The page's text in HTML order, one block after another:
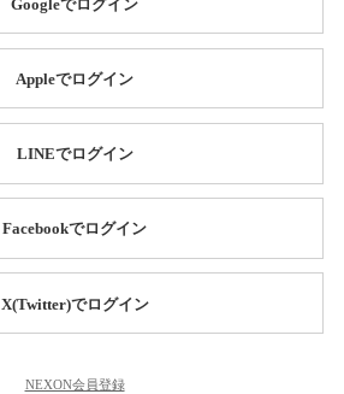
Googleでログイン
Appleでログイン
LINEでログイン
Facebookでログイン
X(Twitter)でログイン
NEXON会員登録